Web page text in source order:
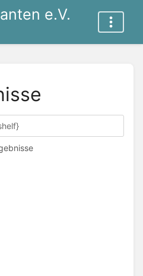
e.V.